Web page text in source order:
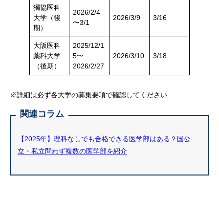
獨協医科
大学（後
期）
2026/2/4
〜3/1
2026/3/9 3/16
大阪医科
薬科大学
（後期）
2025/12/1
5〜
2026/2/27
2026/3/10 3/18
※詳細は必ず各大学の募集要項で確認してください
関連コラム
【2025年】理科なしでも合格できる医学部はある？国公
立・私立問わず複数の医学部を紹介